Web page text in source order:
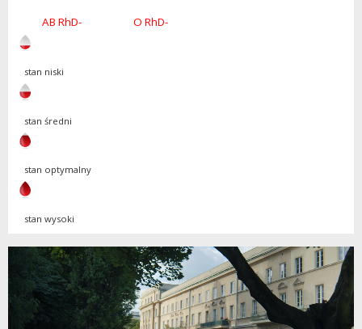
AB RhD- O RhD-
stan niski
stan średni
stan optymalny
stan wysoki